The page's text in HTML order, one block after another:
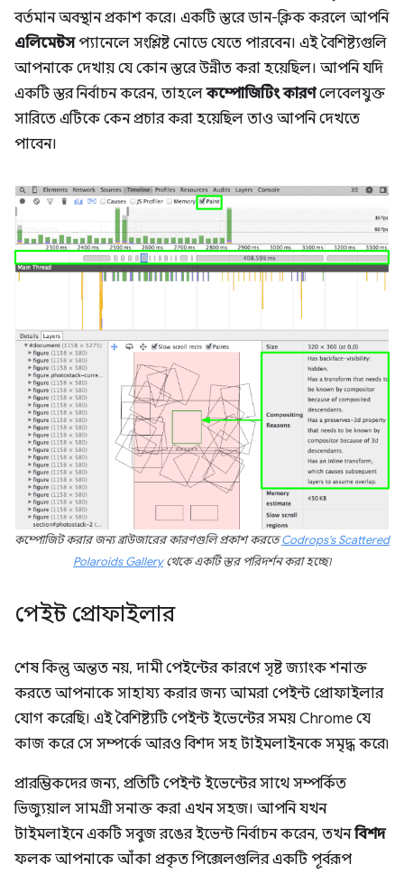
বর্তমান অবস্থান প্রকাশ করে। একটি স্তরে ডান-ক্লিক করলে আপনি
এলিমেন্টসপ্যানেলে সংশ্লিষ্ট নোডে যেতে পারবেন। এই বৈশিষ্ট্যগুলি
আপনাকে দেখায় যে কোন স্তরে উন্নীত করা হয়েছিল। আপনি যদি
একটি স্তর নির্বাচন করেন, তাহলেকম্পোজিটিং কারণলেবেলযুক্ত
সারিতে এটিকে কেন প্রচার করা হয়েছিল তাও আপনি দেখতে
পাবেন।
কম্পোজিট করার জন্য ব্রাউজারের কারণগুলি প্রকাশ করতেCodrops's Scattered
Polaroids Galleryথেকে একটি স্তর পরিদর্শন করা হচ্ছে৷
পেইন্ট প্রোফাইলার
শেষ কিন্তু অন্তত নয়, দামী পেইন্টের কারণে সৃষ্ট জ্যাংক শনাক্ত
করতে আপনাকে সাহায্য করার জন্য আমরা পেইন্ট প্রোফাইলার
যোগ করেছি। এই বৈশিষ্ট্যটি পেইন্ট ইভেন্টের সময় Chrome যে
কাজ করে সে সম্পর্কে আরও বিশদ সহ টাইমলাইনকে সমৃদ্ধ করে৷
প্রারম্ভিকদের জন্য, প্রতিটি পেইন্ট ইভেন্টের সাথে সম্পর্কিত
ভিজ্যুয়াল সামগ্রী সনাক্ত করা এখন সহজ। আপনি যখন
টাইমলাইনে একটি সবুজ রঙের ইভেন্ট নির্বাচন করেন, তখনবিশদ
ফলক আপনাকে আঁকা প্রকৃত পিক্সেলগুলির একটি পূর্বরূপ